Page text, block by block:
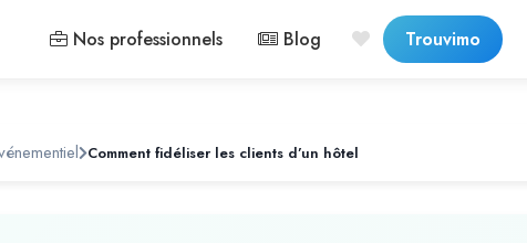
Nos professionnels Blog Trouvimo
Comment fidéliser les clients d’un hôtel